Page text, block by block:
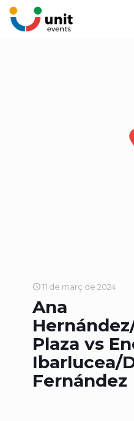
11 de març de 2024
Ana
Plaza vs
Ibarlucea/
Fernández